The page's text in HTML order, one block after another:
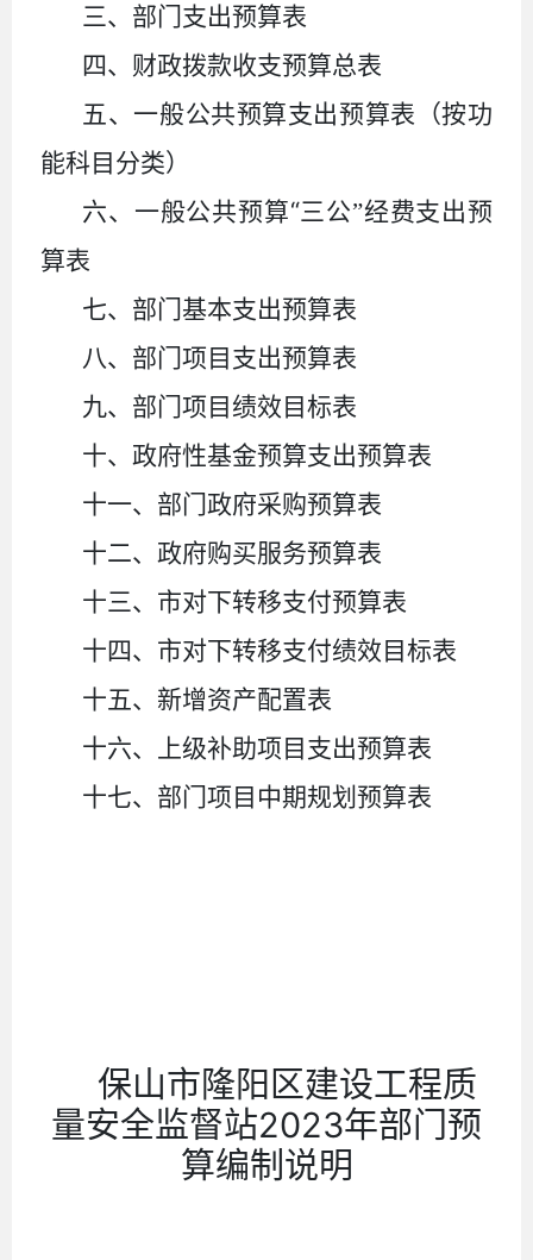
三、部门支出预算表
四、财政拨款收支预算总表
五、一般公共预算支出预算表（按功
能科目分类）
六、一般公共预算“三公”经费支出预
算表
七、部门基本支出预算表
八、部门项目支出预算表
九、部门项目绩效目标表
十、政府性基金预算支出预算表
十一、部门政府采购预算表
十二、政府购买服务预算表
十三、市对下转移支付预算表
十四、市对下转移支付绩效目标表
十五、新增资产配置表
十六、上级补助项目支出预算表
十七、部门项目中期规划预算表
保山市隆阳区建设工程质
量安全监督站2023年部门预
算编制说明